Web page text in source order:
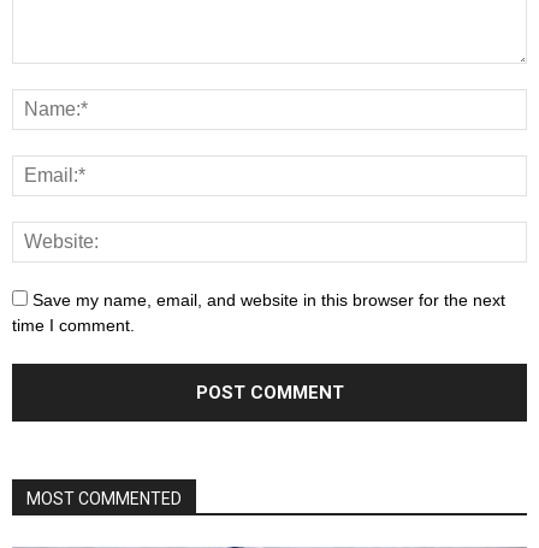
Save my name, email, and website in this browser for the next
time I comment.
MOST COMMENTED